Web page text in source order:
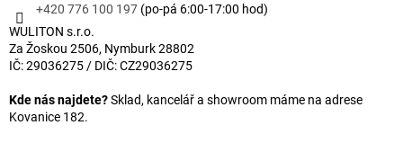
+420 776 100 197 (po-pá 6:00-17:00 hod)
WULITON s.r.o.
Za Žoskou 2506, Nymburk 28802
IČ: 29036275 / DIČ: CZ29036275
Kde nás najdete?Sklad, kancelář a showroom máme na adrese
Kovanice 182.